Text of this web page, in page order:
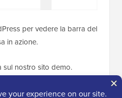
per vedere la barra del
in azione.
sul nostro sito demo.